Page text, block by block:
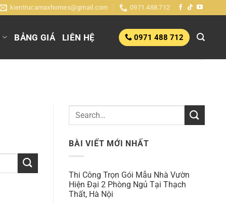
kientrucamaxhomes@gmail.com 0971.488.712
BẢNG GIÁ LIÊN HỆ 0971 488 712
BÀI VIẾT MỚI NHẤT
Thi Công Trọn Gói Mẫu Nhà Vườn
Hiện Đại 2 Phòng Ngủ Tại Thạch
Thất, Hà Nội